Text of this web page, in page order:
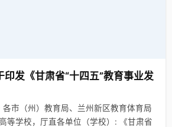
发《甘肃省“十四五”教育事业发
学校，厅直各单位（学校）: 《甘肃省